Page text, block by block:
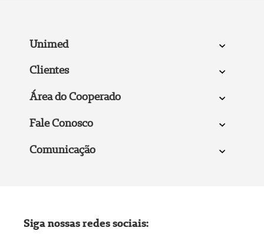
Unimed
Clientes
Área do Cooperado
Fale Conosco
Comunicação
Siga nossas redes sociais: